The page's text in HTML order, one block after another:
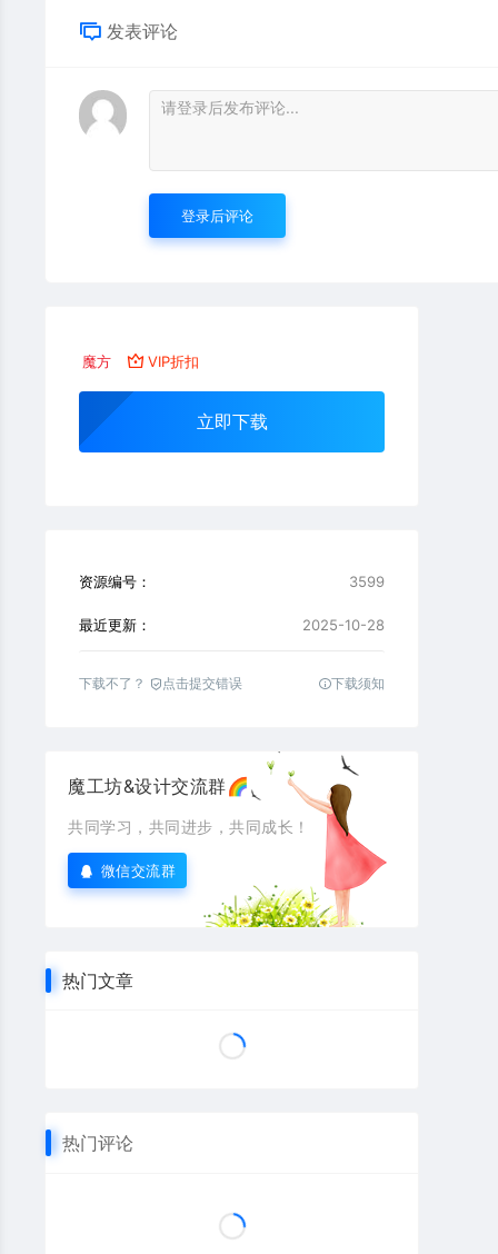
发表评论
登录后评论
魔方 VIP折扣
立即下载
资源编号： 3599
最近更新： 2025-10-28
下载不了？ 点击提交错误 下载须知
魔工坊&设计交流群🌈
共同学习，共同进步，共同成长！
微信交流群
热门文章
热门评论